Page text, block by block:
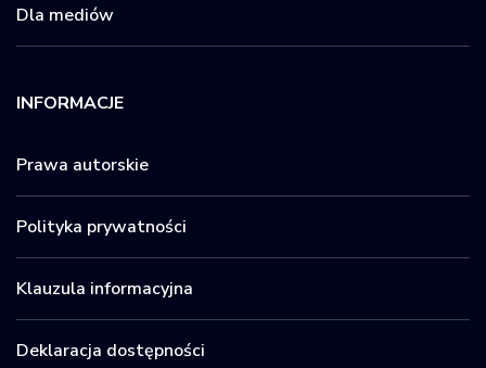
Dla mediów
INFORMACJE
Prawa autorskie
Polityka prywatności
Klauzula informacyjna
Deklaracja dostępności